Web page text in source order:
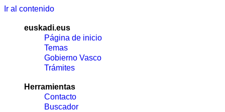
Ir al contenido
euskadi.eus
Página de inicio
Temas
Gobierno Vasco
Trámites
Herramientas
Contacto
Buscador